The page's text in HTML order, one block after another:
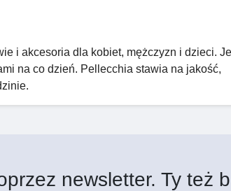
i akcesoria dla kobiet, mężczyzn i dzieci.
na co dzień. Pellecchia stawia na jakość,
newsletter. Ty też